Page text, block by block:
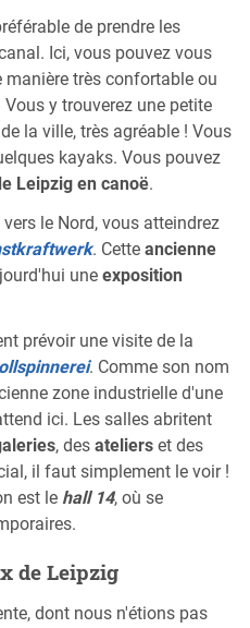
de prendre les
Ici, vous pouvez vous
manière très confortable ou
Vous y trouverez une petite
la ville, très agréable ! Vous
kayaks. Vous pouvez
Leipzig en canoë.
le Nord, vous atteindrez
. Cette ancienne
une exposition
prévoir une visite de la
. Comme son nom
zone industrielle d'une
ici. Les salles abritent
, des ateliers et des
il faut simplement le voir !
est le hall 14, où se
de Leipzig
dont nous n'étions pas